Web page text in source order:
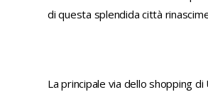
di questa splendida città
La principale via dello shopping di